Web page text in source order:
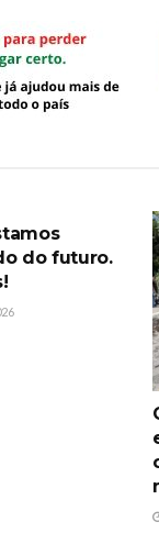
do futuro.